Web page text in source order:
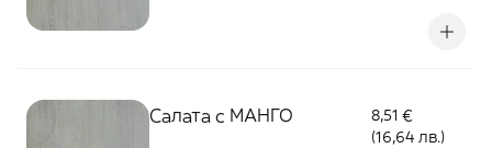
Салата с МАНГО
8,51 €
(16,64 лв.)